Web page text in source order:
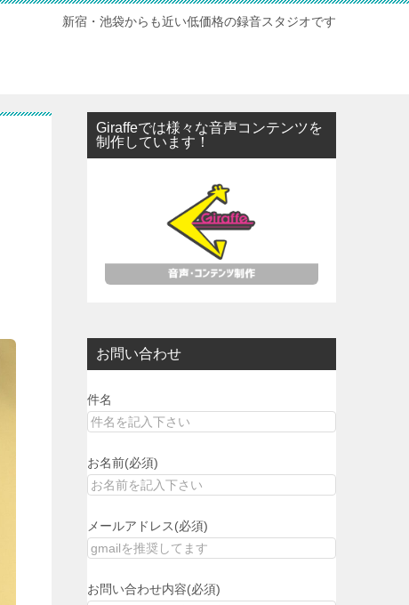
新宿・池袋からも近い低価格の録音スタジオです
Giraffeでは様々な音声コンテンツを
制作しています！
お問い合わせ
件名
お名前(必須)
メールアドレス(必須)
お問い合わせ内容(必須)